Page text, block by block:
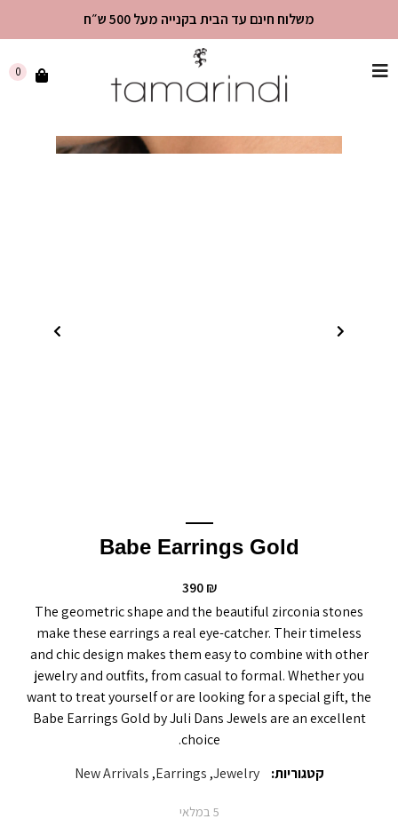
שִׂים
משלוח חינם עד הבית בקנייה מעל 500 ש״ח
0
Babe Earrings Gold
390₪
The geometric shape and the beautiful zirconia stones
make these earrings a real eye-catcher. Their timeless
and chic design makes them easy to combine with other
jewelry and outfits, from casual to formal. Whether you
want to treat yourself or are looking for a special gift, the
Babe Earrings Gold by Juli Dans Jewels are an excellent
choice.
קטגוריות:
Jewelry
,
Earrings
,
New Arrivals
5 במלאי